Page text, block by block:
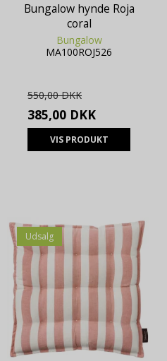
Bungalow hynde Roja
coral
Bungalow
MA100ROJ526
550,00 DKK
385,00 DKK
VIS PRODUKT
Udsalg